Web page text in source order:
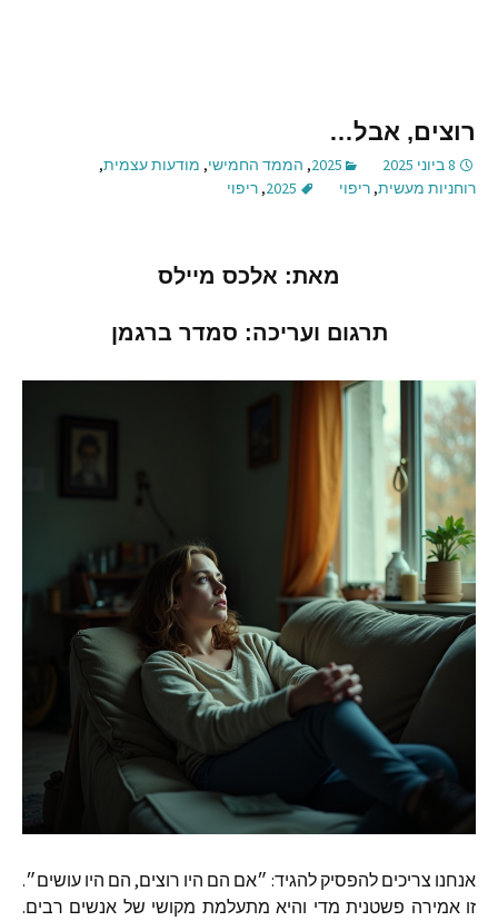
רוצים, אבל…
8 ביוני 2025 2025
, הממד החמישי, מודעות עצמית,
רוחניות מעשית, ריפוי 2025
, ריפוי
מאת: אלכס מיילס
תרגום ועריכה: סמדר ברגמן
אנחנו צריכים להפסיק להגיד: ״אם הם היו רוצים, הם היו עושים״.
זו אמירה פשטנית מדי והיא מתעלמת מקושי של אנשים רבים.